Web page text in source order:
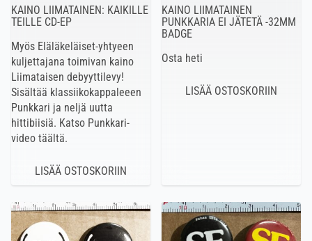
KAINO LIIMATAINEN: KAIKILLE
TEILLE CD-EP
Myös Eläläkeläiset-yhtyeen
kuljettajana toimivan kaino
Liimataisen debyyttilevy!
Sisältää klassiikokappaleeen
Punkkari ja neljä uutta
hittibiisiä. Katso Punkkari-
video täältä.
KAINO LIIMATAINEN
PUNKKARIA EI JÄTETÄ -32MM
BADGE
Osta heti